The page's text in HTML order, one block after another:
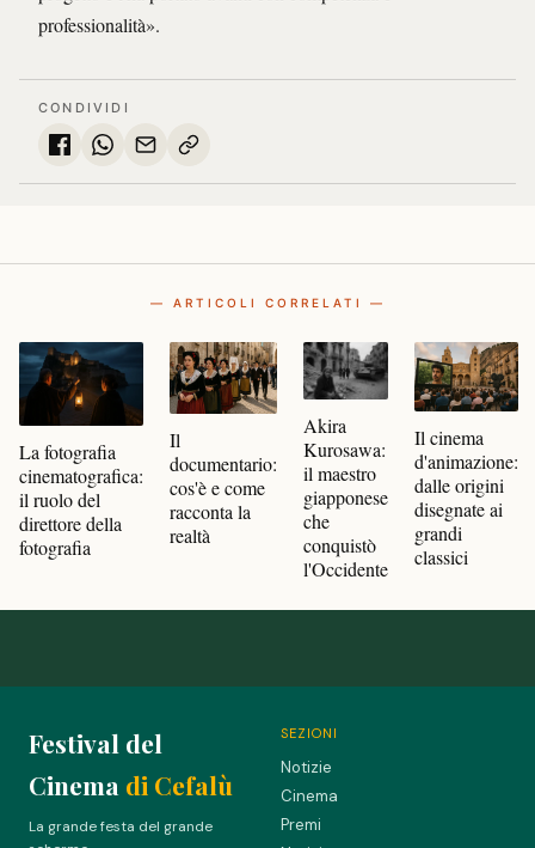
professionalità».
CONDIVIDI
— ARTICOLI CORRELATI —
La fotografia
cinematografica:
il ruolo del
direttore della
fotografia
Il
documentario:
cos'è e come
racconta la
realtà
Akira
Kurosawa:
il maestro
giapponese
che
conquistò
l'Occidente
Il cinema
d'animazione:
dalle origini
disegnate ai
grandi
classici
Festival del
Cinema di Cefalù
La grande festa del grande
SEZIONI
Notizie
Cinema
Premi